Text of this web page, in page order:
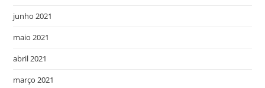
junho 2021
maio 2021
abril 2021
março 2021